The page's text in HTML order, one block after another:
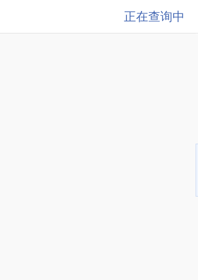
正在查询中